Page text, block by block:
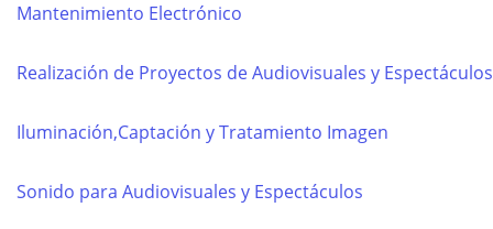
Mantenimiento Electrónico
Realización de Proyectos de Audiovisuales y Espectáculos
Iluminación,Captación y Tratamiento Imagen
Sonido para Audiovisuales y Espectáculos